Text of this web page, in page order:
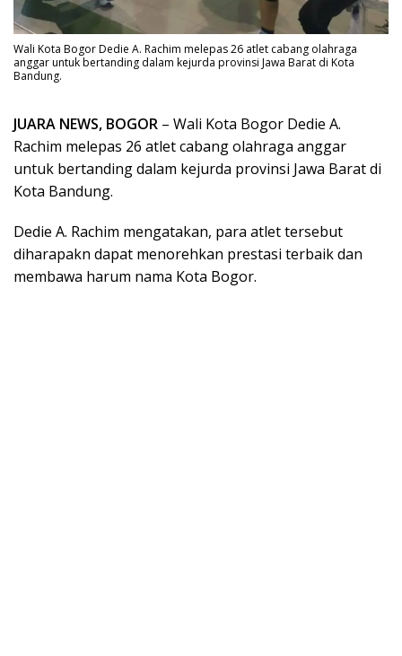
Wali Kota Bogor Dedie A. Rachim melepas 26 atlet cabang olahraga
anggar untuk bertanding dalam kejurda provinsi Jawa Barat di Kota
Bandung.
JUARA NEWS, BOGOR – Wali Kota Bogor Dedie A.
Rachim melepas 26 atlet cabang olahraga anggar
untuk bertanding dalam kejurda provinsi Jawa Barat di
Kota Bandung.
Dedie A. Rachim mengatakan, para atlet tersebut
diharapakn dapat menorehkan prestasi terbaik dan
membawa harum nama Kota Bogor.